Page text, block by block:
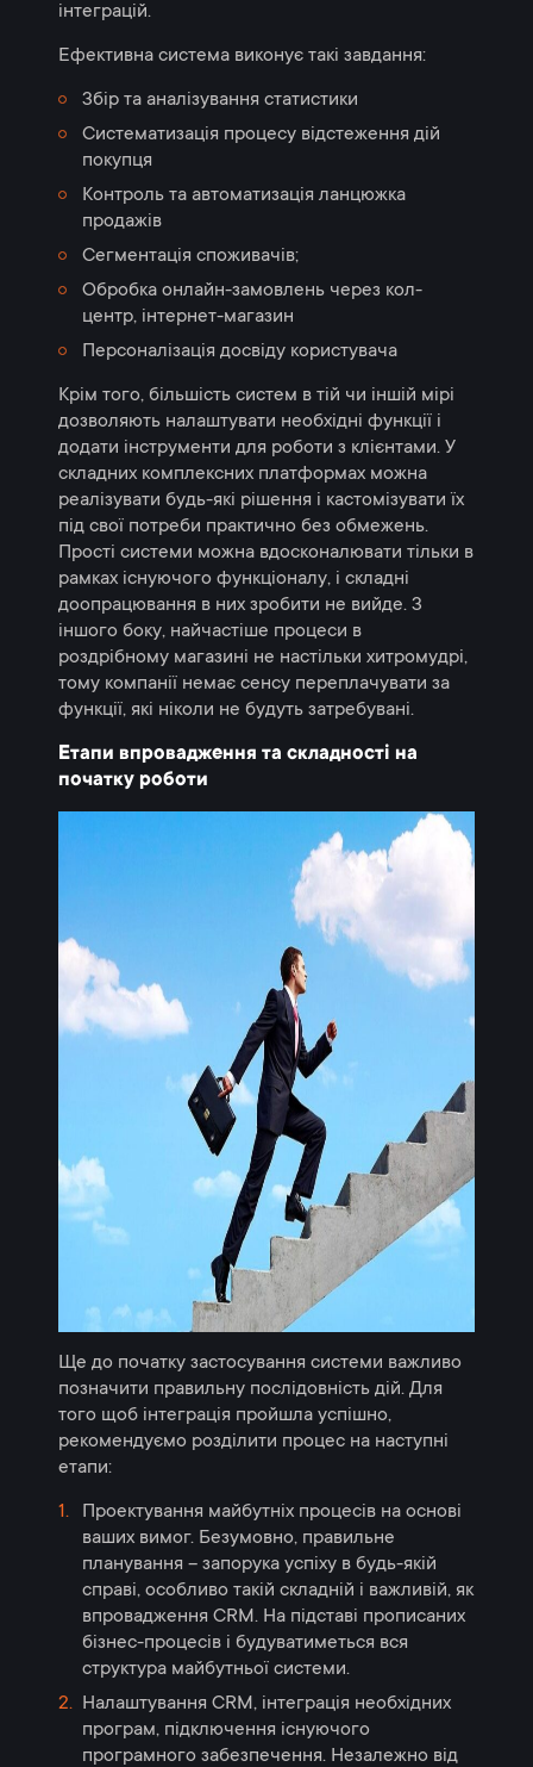
інтеграцій.
Ефективна система виконує такі завдання:
Збір та аналізування статистики
Систематизація процесу відстеження дій
покупця
Контроль та автоматизація ланцюжка
продажів
Сегментація споживачів;
Обробка онлайн-замовлень через кол-
центр, інтернет-магазин
Персоналізація досвіду користувача
Крім того, більшість систем в тій чи іншій мірі
дозволяють налаштувати необхідні функції і
додати інструменти для роботи з клієнтами. У
складних комплексних платформах можна
реалізувати будь-які рішення і кастомізувати їх
під свої потреби практично без обмежень.
Прості системи можна вдосконалювати тільки в
рамках існуючого функціоналу, і складні
доопрацювання в них зробити не вийде. З
іншого боку, найчастіше процеси в
роздрібному магазині не настільки хитромудрі,
тому компанії немає сенсу переплачувати за
функції, які ніколи не будуть затребувані.
Етапи впровадження та складності на
початку роботи
Ще до початку застосування системи важливо
позначити правильну послідовність дій. Для
того щоб інтеграція пройшла успішно,
рекомендуємо розділити процес на наступні
етапи:
Проектування майбутніх процесів на основі
ваших вимог. Безумовно, правильне
планування – запорука успіху в будь-якій
справі, особливо такій складній і важливій, як
впровадження CRM. На підставі прописаних
бізнес-процесів і будуватиметься вся
структура майбутньої системи.
Налаштування CRM, інтеграція необхідних
програм, підключення існуючого
програмного забезпечення. Незалежно від